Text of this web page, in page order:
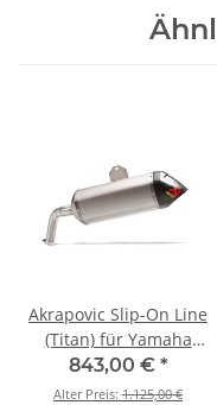
Akrapovic Slip-On Line
(Titan) für Yamaha
XT1200Z/E - BJ. 2010 >
2020 (S-Y12SO2-HAAT)
843,00 € *
Alter Preis: 1.125,00 €